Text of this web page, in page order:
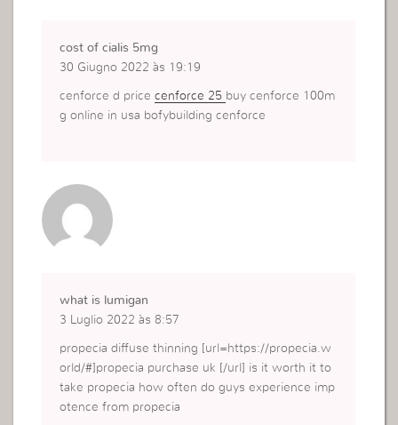
cost of cialis 5mg
30 Giugno 2022 às 19:19
cenforce d pricecenforce 25 buy cenforce 100m
g online in usa bofybuilding cenforce
what is lumigan
3 Luglio 2022 às 8:57
propecia diffuse thinning [url=https://propecia.w
orld/#]propecia purchase uk [/url] is it worth it to
take propecia how often do guys experience imp
otence from propecia